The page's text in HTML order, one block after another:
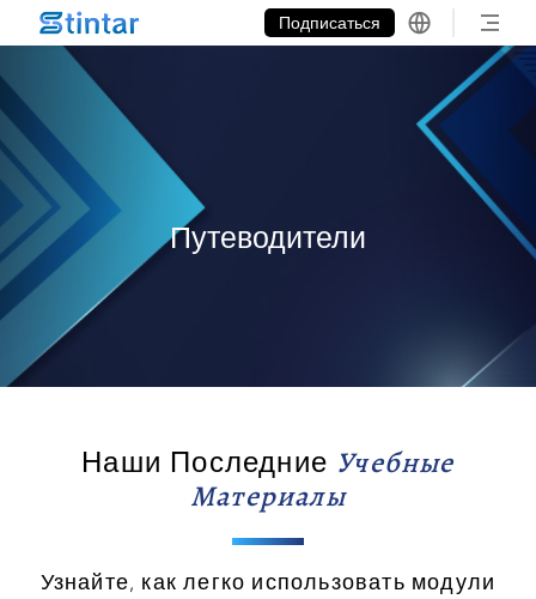
put google tag in file
Подписаться
Путеводители
Наши Последние Учебные
Материалы
Узнайте, как легко использовать модули